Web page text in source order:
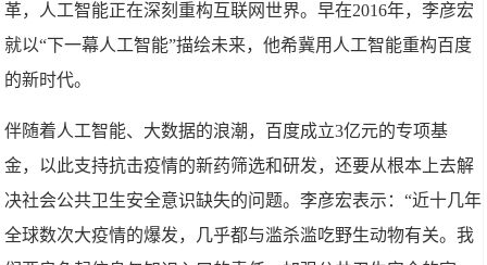
革，人工智能正在深刻重构互联网世界。早在2016年，李彦宏
就以“下一幕人工智能”描绘未来，他希冀用人工智能重构百度
的新时代。
伴随着人工智能、大数据的浪潮，百度成立3亿元的专项基
金，以此支持抗击疫情的新药筛选和研发，还要从根本上去解
决社会公共卫生安全意识缺失的问题。李彦宏表示：“近十几年
全球数次大疫情的爆发，几乎都与滥杀滥吃野生动物有关。我